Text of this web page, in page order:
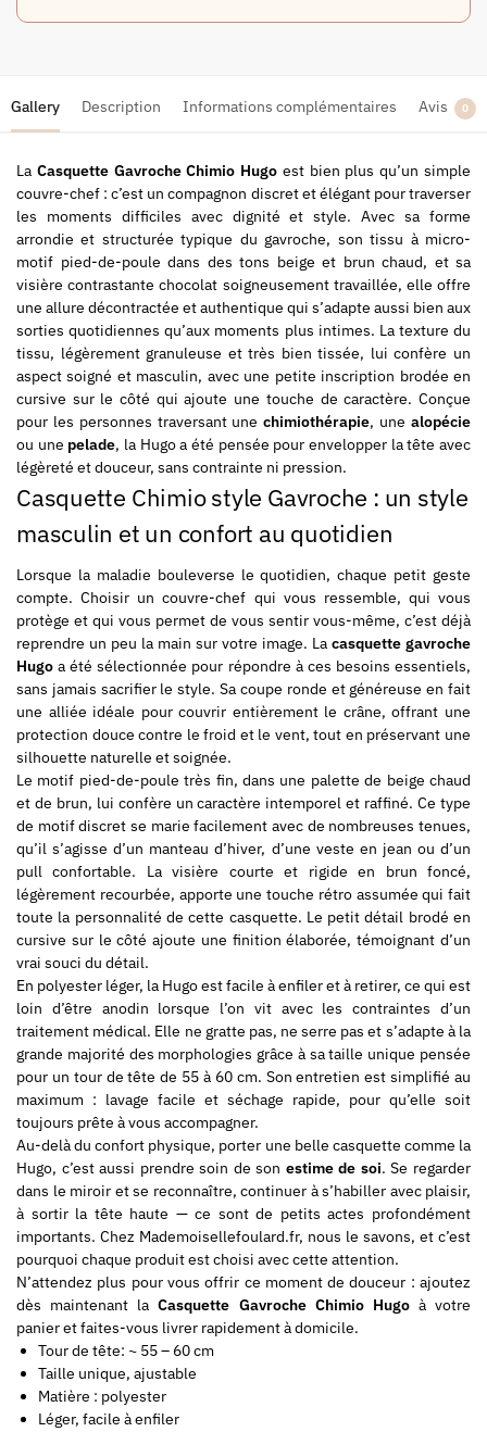
Gallery Description Informations complémentaires Avis 0
La Casquette Gavroche Chimio Hugo est bien plus qu’un simple
couvre-chef : c’est un compagnon discret et élégant pour traverser
les moments difficiles avec dignité et style. Avec sa forme
arrondie et structurée typique du gavroche, son tissu à micro-
motif pied-de-poule dans des tons beige et brun chaud, et sa
visière contrastante chocolat soigneusement travaillée, elle offre
une allure décontractée et authentique qui s’adapte aussi bien aux
sorties quotidiennes qu’aux moments plus intimes. La texture du
tissu, légèrement granuleuse et très bien tissée, lui confère un
aspect soigné et masculin, avec une petite inscription brodée en
cursive sur le côté qui ajoute une touche de caractère. Conçue
pour les personnes traversant unechimiothérapie, unealopécie
ou une pelade, la Hugo a été pensée pour envelopper la tête avec
légèreté et douceur, sans contrainte ni pression.
Casquette Chimio style Gavroche : un style
masculin et un confort au quotidien
Lorsque la maladie bouleverse le quotidien, chaque petit geste
compte. Choisir un couvre-chef qui vous ressemble, qui vous
protège et qui vous permet de vous sentir vous-même, c’est déjà
reprendre un peu la main sur votre image. La casquette gavroche
Hugo a été sélectionnée pour répondre à ces besoins essentiels,
sans jamais sacrifier le style. Sa coupe ronde et généreuse en fait
une alliée idéale pour couvrir entièrement le crâne, offrant une
protection douce contre le froid et le vent, tout en préservant une
silhouette naturelle et soignée.
Le motif pied-de-poule très fin, dans une palette de beige chaud
et de brun, lui confère un caractère intemporel et raffiné. Ce type
de motif discret se marie facilement avec de nombreuses tenues,
qu’il s’agisse d’un manteau d’hiver, d’une veste en jean ou d’un
pull confortable. La visière courte et rigide en brun foncé,
légèrement recourbée, apporte une touche rétro assumée qui fait
toute la personnalité de cette casquette. Le petit détail brodé en
cursive sur le côté ajoute une finition élaborée, témoignant d’un
vrai souci du détail.
En polyester léger, la Hugo est facile à enfiler et à retirer, ce qui est
loin d’être anodin lorsque l’on vit avec les contraintes d’un
traitement médical. Elle ne gratte pas, ne serre pas et s’adapte à la
grande majorité des morphologies grâce à sa taille unique pensée
pour un tour de tête de 55 à 60 cm. Son entretien est simplifié au
maximum : lavage facile et séchage rapide, pour qu’elle soit
toujours prête à vous accompagner.
Au-delà du confort physique, porter une belle casquette comme la
Hugo, c’est aussi prendre soin de son estime de soi. Se regarder
dans le miroir et se reconnaître, continuer à s’habiller avec plaisir,
à sortir la tête haute — ce sont de petits actes profondément
importants. Chez Mademoisellefoulard.fr, nous le savons, et c’est
pourquoi chaque produit est choisi avec cette attention.
N’attendez plus pour vous offrir ce moment de douceur : ajoutez
dès maintenant laCasquette Gavroche Chimio Hugoà votre
panier et faites-vous livrer rapidement à domicile.
Tour de tête: ~ 55 – 60 cm
Taille unique, ajustable
Matière : polyester
Léger, facile à enfiler